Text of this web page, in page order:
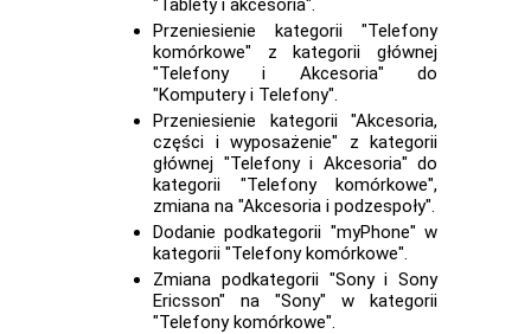
"Tablety i akcesoria".
Przeniesienie kategorii "Telefony
komórkowe" z kategorii głównej
"Telefony i Akcesoria" do
"Komputery i Telefony".
Przeniesienie kategorii "Akcesoria,
części i wyposażenie" z kategorii
głównej "Telefony i Akcesoria" do
kategorii "Telefony komórkowe",
zmiana na "Akcesoria i podzespoły".
Dodanie podkategorii "myPhone" w
kategorii "Telefony komórkowe".
Zmiana podkategorii "Sony i Sony
Ericsson" na "Sony" w kategorii
"Telefony komórkowe".